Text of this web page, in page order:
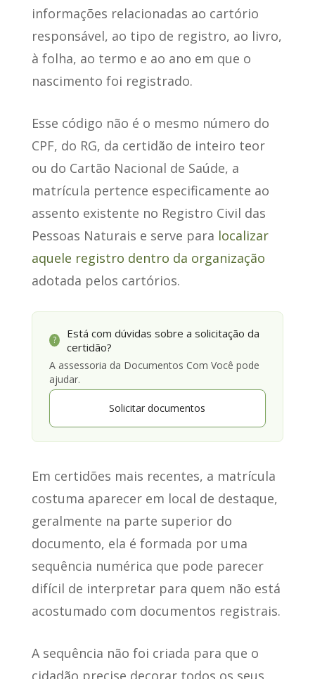
informações relacionadas ao cartório
responsável, ao tipo de registro, ao livro,
à folha, ao termo e ao ano em que o
nascimento foi registrado.
Esse código não é o mesmo número do
CPF, do RG, da certidão de inteiro teor
ou do Cartão Nacional de Saúde, a
matrícula pertence especificamente ao
assento existente no Registro Civil das
Pessoas Naturais e serve para localizar
aquele registro dentro da organização
adotada pelos cartórios.
?
Está com dúvidas sobre a solicitação da
certidão?
A assessoria da Documentos Com Você pode
ajudar.
Solicitar documentos
Em certidões mais recentes, a matrícula
costuma aparecer em local de destaque,
geralmente na parte superior do
documento, ela é formada por uma
sequência numérica que pode parecer
difícil de interpretar para quem não está
acostumado com documentos registrais.
A sequência não foi criada para que o
cidadão precise decorar todos os seus